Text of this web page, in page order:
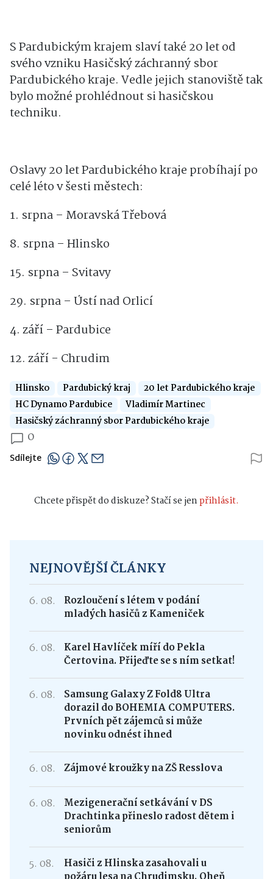
S Pardubickým krajem slaví také 20 let od
svého vzniku Hasičský záchranný sbor
Pardubického kraje. Vedle jejich stanoviště tak
bylo možné prohlédnout si hasičskou
techniku.
Oslavy 20 let Pardubického kraje probíhají po
celé léto v šesti městech:
1. srpna – Moravská Třebová
8. srpna – Hlinsko
15. srpna – Svitavy
29. srpna – Ústí nad Orlicí
4. září – Pardubice
12. září - Chrudim
Hlinsko Pardubický kraj
20 let Pardubického kraje
HC Dynamo Pardubice
Vladimír Martinec
Hasičský záchranný sbor Pardubického kraje
0
Sdílejte
Chcete přispět do diskuze? Stačí se jenpřihlásit.
NEJNOVĚJŠÍ ČLÁNKY
6. 08.
Rozloučení s létem v podání
mladých hasičů z Kameniček
6. 08.
Karel Havlíček míří do Pekla
Čertovina. Přijeďte se s ním setkat!
6. 08.
Samsung Galaxy Z Fold8 Ultra
dorazil do BOHEMIA COMPUTERS.
Prvních pět zájemců si může
novinku odnést ihned
6. 08. Zájmové kroužky na ZŠ Resslova
6. 08.
Mezigenerační setkávání v DS
Drachtinka přineslo radost dětem i
seniorům
5. 08.
Hasiči z Hlinska zasahovali u